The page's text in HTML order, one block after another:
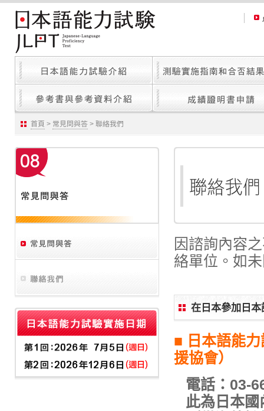
首頁 > 常見問與答 > 聯絡我們
因諮詢內容
絡單位。如
在日本參加日
■ 日本語能
援協會）
電話：03-
此為日本